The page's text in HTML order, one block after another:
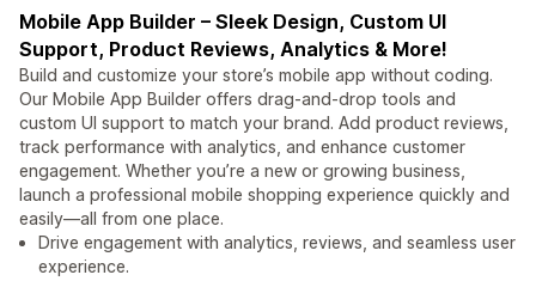
Mobile App Builder – Sleek Design, Custom UI
Support, Product Reviews, Analytics & More!
Build and customize your store’s mobile app without coding.
Our Mobile App Builder offers drag-and-drop tools and
custom UI support to match your brand. Add product reviews,
track performance with analytics, and enhance customer
engagement. Whether you’re a new or growing business,
launch a professional mobile shopping experience quickly and
easily—all from one place.
Drive engagement with analytics, reviews, and seamless user
experience.